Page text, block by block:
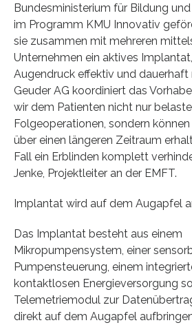
Bundesministerium für Bildung
im Programm KMU Innovativ
sie zusammen mit mehreren
Unternehmen ein aktives
Augendruck effektiv und dauerhaft
Geuder AG koordiniert das
wir dem Patienten nicht nur
Folgeoperationen, sondern
über einen längeren Zeitraum
Fall ein Erblinden komplett
Jenke, Projektleiter an der EMFT.
Implantat wird auf dem Augapfel
Das Implantat besteht aus einem
Mikropumpensystem, einer
Pumpensteuerung, einem
kontaktlosen Energieversorgung
Telemetriemodul zur
direkt auf dem Augapfel